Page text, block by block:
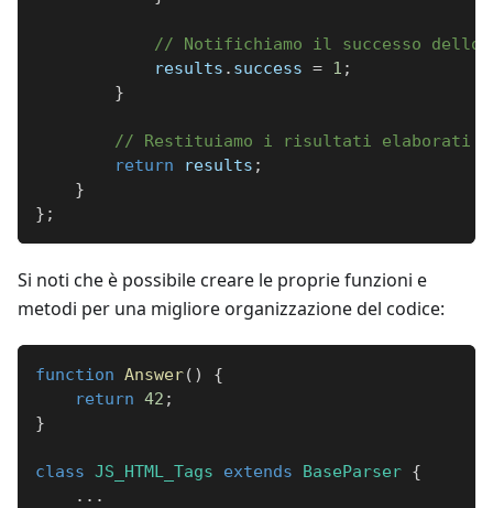
// Notifichiamo il successo dello
            results
. success = 1 ;
}
// Restituiamo i risultati elaborati
return results ;
}
} ;
Si noti che è possibile creare le proprie funzioni e
metodi per una migliore organizzazione del codice:
function Answer( )
{
return 42 ;
}
class JS_HTML_Tags extends BaseParser {
...